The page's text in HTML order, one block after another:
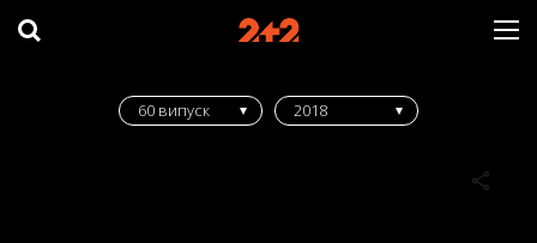
60 випуск 2018